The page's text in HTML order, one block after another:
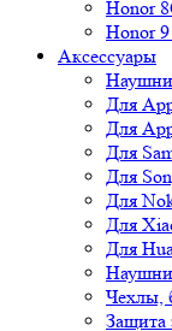
Honor
Honor
Аксессуары
Для
Для
Для
Для
Для
Для
Для
Чехлы,
Защита